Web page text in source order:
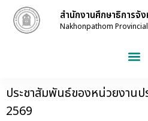
สำนักงานศึกษาธิการจั
Nakhonpathom
ประชาสัมพันธ์ของหน่วยงาน
2569